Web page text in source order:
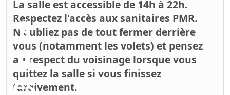
La salle est accessible de 14h à 22h.
Respectez l'accès aux sanitaires PMR.
N'oubliez pas de tout fermer derrière
vous (notamment les volets) et pensez
au respect du voisinage lorsque vous
quittez la salle si vous finissez
tardivement.